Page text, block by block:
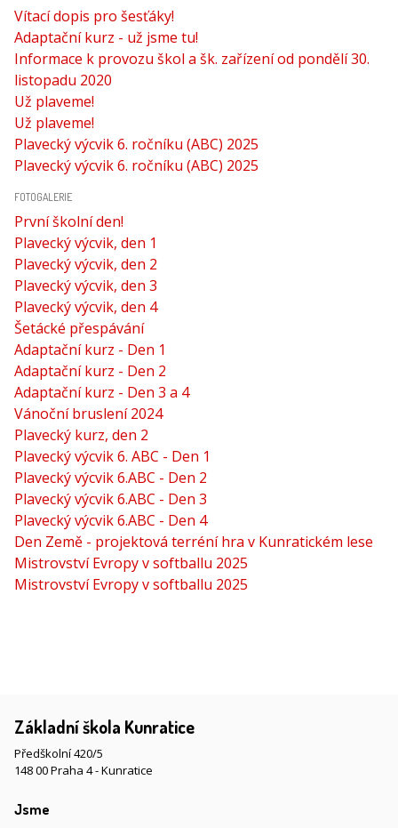
Vítací dopis pro šesťáky!
Adaptační kurz - už jsme tu!
Informace k provozu škol a šk. zařízení od pondělí 30.
listopadu 2020
Už plaveme!
Už plaveme!
Plavecký výcvik 6. ročníku (ABC) 2025
Plavecký výcvik 6. ročníku (ABC) 2025
FOTOGALERIE
První školní den!
Plavecký výcvik, den 1
Plavecký výcvik, den 2
Plavecký výcvik, den 3
Plavecký výcvik, den 4
Šetácké přespávání
Adaptační kurz - Den 1
Adaptační kurz - Den 2
Adaptační kurz - Den 3 a 4
Vánoční bruslení 2024
Plavecký kurz, den 2
Plavecký výcvik 6. ABC - Den 1
Plavecký výcvik 6.ABC - Den 2
Plavecký výcvik 6.ABC - Den 3
Plavecký výcvik 6.ABC - Den 4
Den Země - projektová terréní hra v Kunratickém lese
Mistrovství Evropy v softballu 2025
Mistrovství Evropy v softballu 2025
Základní škola Kunratice
Předškolní 420/5
148 00 Praha 4 - Kunratice
Jsme